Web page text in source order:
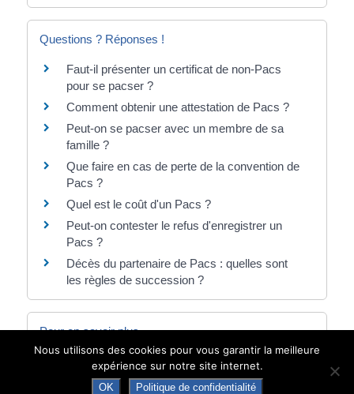
Questions ? Réponses !
Faut-il présenter un certificat de non-Pacs
pour se pacser ?
Comment obtenir une attestation de Pacs ?
Peut-on se pacser avec un membre de sa
famille ?
Que faire en cas de perte de la convention de
Pacs ?
Quel est le coût d'un Pacs ?
Peut-on contester le refus d'enregistrer un
Pacs ?
Décès du partenaire de Pacs : quelles sont
les règles de succession ?
Pour en savoir plus
Guide de la location en cas de Pacs
Agence nationale pour l'information sur le logement
Nous utilisons des cookies pour vous garantir la meilleure
expérience sur notre site internet.
OK Politique de confidentialité